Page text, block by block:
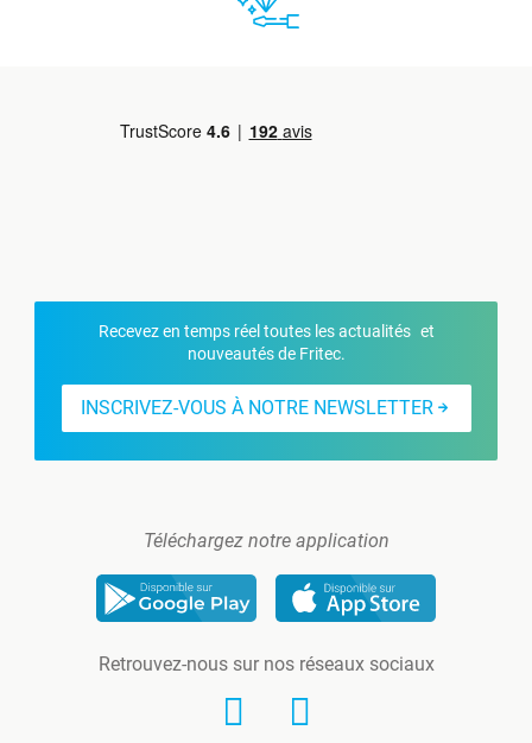
Recevez en temps réel toutes les actualités et
nouveautés de Fritec.
INSCRIVEZ-VOUS À NOTRE NEWSLETTER
Téléchargez notre application
Retrouvez-nous sur nos réseaux sociaux